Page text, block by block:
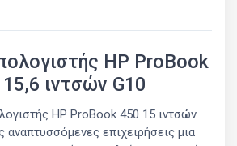
HP ProBook
ιντσών G10
HP ProBook 450 15 ιντσών
αναπτυσσόμενες επιχειρήσεις μια